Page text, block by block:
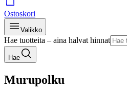
Ostoskori
Valikko
Hae tuotteita – aina halvat hinnat
Hae
Murupolku